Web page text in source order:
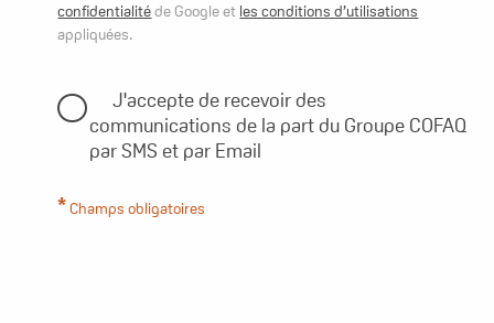
Champs obligatoires
confidentialitéde Google et les conditions d’utilisations
appliquées.
J'accepte de recevoir des
communications de la part du Groupe COFAQ
par SMS et par Email